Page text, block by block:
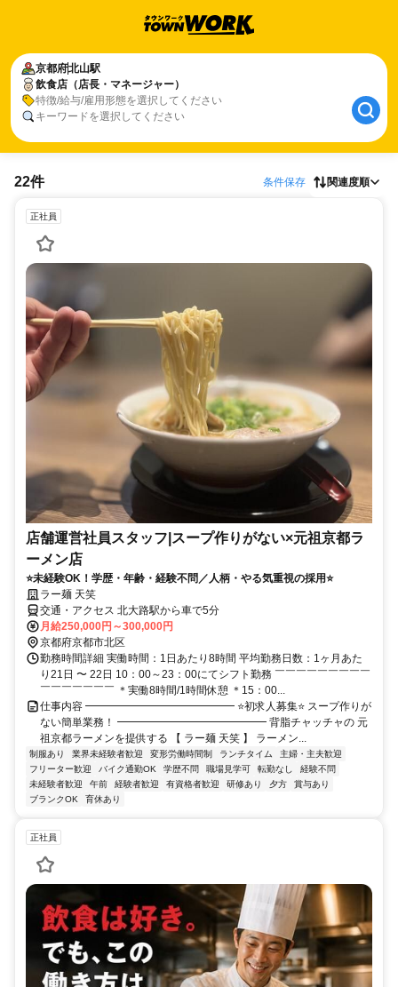
京都府北山駅
飲食店（店長・マネージャー）
特徴/給与/雇用形態を選択してください
キーワードを選択してください
22件 条件保存 関連度順
正社員
店舗運営社員スタッフ|スープ作りがない×元祖京都ラ
ーメン店
⭐未経験OK！学歴・年齢・経験不問／人柄・やる気重視の採用⭐
ラー麺 天笑
交通・アクセス 北大路駅から車で5分
月給250,000円～300,000円
京都府京都市北区
勤務時間詳細 実働時間：1日あたり8時間 平均勤務日数：1ヶ月あた
り21日 〜 22日 10：00～23：00にてシフト勤務 ￣￣￣￣￣￣￣￣￣
￣￣￣￣￣￣￣ ＊実働8時間/1時間休憩 ＊15：00...
仕事内容 ━━━━━━━━━━━━━━ ⭐初求人募集⭐ スープ作りが
ない簡単業務！ ━━━━━━━━━━━━━━ 背脂チャッチャの 元
祖京都ラーメンを提供する 【 ラー麺 天笑 】 ラーメン...
制服あり 業界未経験者歓迎 変形労働時間制 ランチタイム
主婦・主夫歓迎
フリーター歓迎
バイク通勤OK 学歴不問 職場見学可 転勤なし
経験不問
未経験者歓迎
午前 経験者歓迎 有資格者歓迎 研修あり 夕方
賞与あり
ブランクOK
育休あり
正社員